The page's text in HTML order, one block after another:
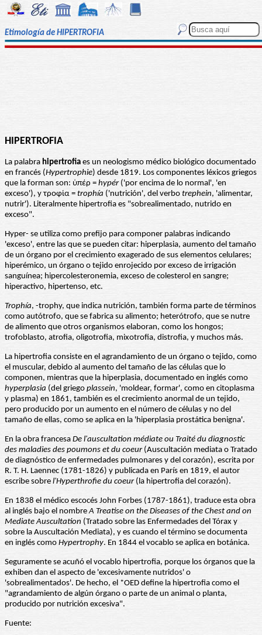
Etimología de HIPERTROFIA
HIPERTROFIA
La palabra hipertrofia es un neologismo médico biológico documentado
en francés (Hypertrophie) desde 1819. Los componentes léxicos griegos
que la forman son: ὑπέρ = hypér('por encima de lo normal', 'en
exceso'), y τροφία = trophía ('nutrición', del verbo trephein, 'alimentar,
nutrir'). Literalmente hipertrofia es "sobrealimentado, nutrido en
exceso".
Hyper- se utiliza como prefijo para componer palabras indicando
'exceso', entre las que se pueden citar: hiperplasia, aumento del tamaño
de un órgano por el crecimiento exagerado de sus elementos celulares;
hiperémico, un órgano o tejido enrojecido por exceso de irrigación
sanguínea; hipercolesteronemia, exceso de colesterol en sangre;
hiperactivo, hipertenso, etc.
Trophía, -trophy, que indica nutrición, también forma parte de términos
como autótrofo, que se fabrica su alimento; heterótrofo, que se nutre
de alimento que otros organismos elaboran, como los hongos;
trofoblasto, atrofia, oligotrofia, mixotrofia, distrofia, y muchos más.
La hipertrofia consiste en el agrandamiento de un órgano o tejido, como
el muscular, debido al aumento del tamaño de las células que lo
componen, mientras que la hiperplasia, documentado en inglés como
hyperplasia (del griego plassein, 'moldear, formar', como en citoplasma
y plasma) en 1861, también es el crecimiento anormal de un tejido,
pero producido por un aumento en el número de células y no del
tamaño de ellas, como se aplica en la 'hiperplasia prostática benigna'.
En la obra francesa De l'auscultation médiate ou Traité du diagnostic
des maladies des poumons et du coeur(Auscultación mediata o Tratado
de diagnóstico de enfermedades pulmonares y del corazón), escrita por
R. T. H. Laennec (1781-1826) y publicada en París en 1819, el autor
escribe sobre l'Hyperthrofie du coeur(la hipertrofia del corazón).
En 1838 el médico escocés John Forbes (1787-1861), traduce esta obra
al inglés bajo el nombreA Treatise on the Diseases of the Chest and on
Mediate Auscultation (Tratado sobre las Enfermedades del Tórax y
sobre la Auscultación Mediata), y es cuando el término se documenta
en inglés como Hypertrophy. En 1844 el vocablo se aplica en botánica.
Seguramente se acuñó el vocablo hipertrofia, porque los órganos que la
exhiben dan el aspecto de 'excesivamente nutridos' o
'sobrealimentados'. De hecho, el *OED define la hipertrofia como el
"agrandamiento de algún órgano o parte de un animal o planta,
producido por nutrición excesiva".
Fuente: